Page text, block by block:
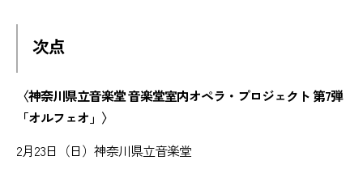
次点
〈神奈川県立音楽堂 音楽堂室内オペラ・プロジェクト 第7弾
「オルフェオ」〉
2月23日（日）神奈川県立音楽堂